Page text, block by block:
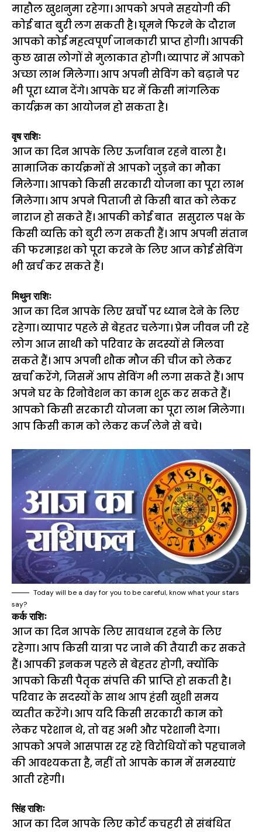
माहौल खुशनुमा रहेगा। आपको अपने सहयोगी की
कोई बात बुरी लग सकती है। घूमने फिरने के दौरान
आपको कोई महत्वपूर्ण जानकारी प्राप्त होगी। आपकी
कुछ खास लोगों से मुलाकात होगी। व्यापार में आपको
अच्छा लाभ मिलेगा। आप अपनी सेविंग को बढ़ाने पर
भी पूरा ध्यान देंगे। आपके घर में किसी मांगलिक
कार्यक्रम का आयोजन हो सकता है।
वृष राशिः
आज का दिन आपके लिए ऊर्जावान रहने वाला है।
सामाजिक कार्यक्रमों से आपको जुड़ने का मौका
मिलेगा। आपको किसी सरकारी योजना का पूरा लाभ
मिलेगा। आप अपने पिताजी से किसी बात को लेकर
नाराज हो सकते हैं। आपकी कोई बात ससुराल पक्ष के
किसी व्यक्ति को बुरी लग सकती हैं। आप अपनी संतान
की फरमाइश को पूरा करने के लिए आज कोई सेविंग
भी खर्च कर सकते हैं।
मिथुन राशिः
आज का दिन आपके लिए खर्चों पर ध्यान देने के लिए
रहेगा। व्यापार पहले से बेहतर चलेगा। प्रेम जीवन जी रहे
लोग आज साथी को परिवार के सदस्यों से मिलवा
सकते हैं। आप अपनी शौक मौज की चीज को लेकर
खर्चा करेंगे, जिसमें आप सेविंग भी लगा सकते हैं। आप
अपने घर के रिनोवेशन का काम शुरू कर सकते हैं।
आपको किसी सरकारी योजना का पूरा लाभ मिलेगा।
आप किसी काम को लेकर कर्ज लेने से बचे।
Today will be a day for you to be careful, know what your stars
say?
कर्क राशिः
आज का दिन आपके लिए सावधान रहने के लिए
रहेगा। आप किसी यात्रा पर जाने की तैयारी कर सकते
हैं। आपकी इनकम पहले से बेहतर होगी, क्योंकि
आपको किसी पैतृक संपत्ति की प्राप्ति हो सकती है।
परिवार के सदस्यों के साथ आप हंसी खुशी समय
व्यतीत करेंगे। आप यदि किसी सरकारी काम को
लेकर परेशान थे, तो वह अभी और परेशानी देगा।
आपको अपने आसपास रह रहे विरोधियों को पहचानने
की आवश्यकता है, नहीं तो आपके काम में समस्याएं
आती रहेगी।
सिंह राशिः
आज का दिन आपके लिए कोर्ट कचहरी से संबंधित